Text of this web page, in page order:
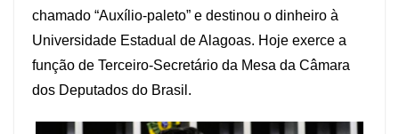
chamado “Auxílio-paleto” e destinou o dinheiro à
Universidade Estadual de Alagoas. Hoje exerce a
função de Terceiro-Secretário da Mesa da Câmara
dos Deputados do Brasil.